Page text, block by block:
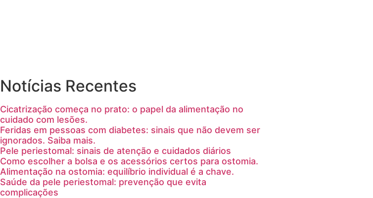
Notícias Recentes
Cicatrização começa no prato: o papel da alimentação no
cuidado com lesões.
Feridas em pessoas com diabetes: sinais que não devem ser
ignorados. Saiba mais.
Pele periestomal: sinais de atenção e cuidados diários
Como escolher a bolsa e os acessórios certos para ostomia.
Alimentação na ostomia: equilíbrio individual é a chave.
Saúde da pele periestomal: prevenção que evita
complicações